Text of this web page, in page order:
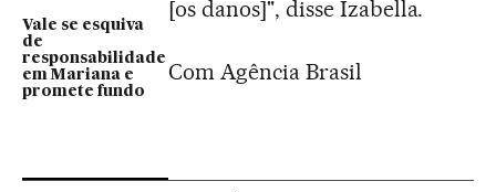
Vale se esquiva
de
responsabilidade
em Mariana e
promete fundo
[os danos]", disse Izabella.
Com Agência Brasil